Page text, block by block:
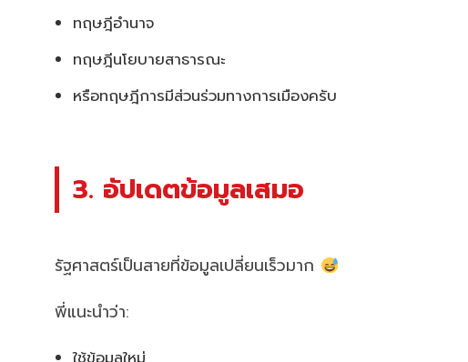
ทฤษฎีอำนาจ
ทฤษฎีนโยบายสาธารณะ
หรือทฤษฎีการมีส่วนร่วมทางการเมืองครับ
3. อัปเดตข้อมูลเสมอ
รัฐศาสตร์เป็นสายที่ข้อมูลเปลี่ยนเร็วมาก
พี่แนะนำว่า: